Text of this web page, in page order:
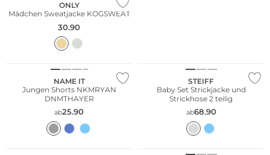
ONLY
Mädchen Sweatjacke KOGSWEAT
30.90
NAME IT
Jungen Shorts NKMRYAN
DNMTHAYER
ab25.90
STEIFF
Baby Set Strickjacke und
Strickhose 2 teilig
ab68.90